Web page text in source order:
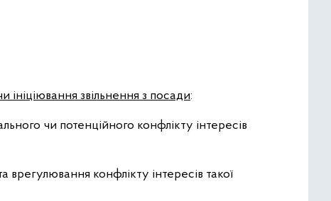
звільнення з посади:
чи потенційного конфлікту інтересів
врегулювання конфлікту інтересів такої